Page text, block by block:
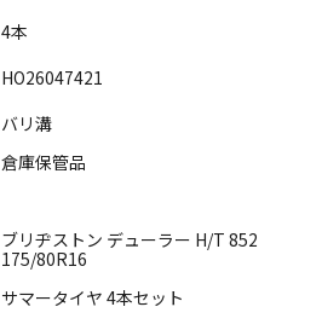
4本
HO26047421
バリ溝
倉庫保管品
ブリヂストン デューラー H/T 852
175/80R16
サマータイヤ 4本セット